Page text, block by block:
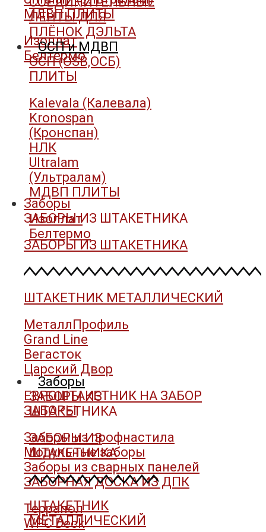
ЛЕНТЫ ДЛЯ
ПЛЁНОК ДЭЛЬТА
ОСП и МДВП
ОСП (OSB,ОСБ)
ПЛИТЫ
Kalevala (Калевала)
Kronospan
(Кронспан)
НЛК
Ultralam
(Ультралам)
МДВП ПЛИТЫ
Изоплат
Белтермо
Заборы
ЗАБОРЫ ИЗ
ШТАКЕТНИКА
ЗАБОРЫ ИЗ
ШТАКЕТНИКА
ШТАКЕТНИК
МЕТАЛЛИЧЕСКИЙ
МДВП ПЛИТЫ
Изоплат
Белтермо
Заборы
ЗАБОРЫ ИЗ ШТАКЕТНИКА
ЗАБОРЫ ИЗ ШТАКЕТНИКА
ШТАКЕТНИК МЕТАЛЛИЧЕСКИЙ
МеталлПрофиль
Grand Line
Вегасток
Царский Двор
ЕВРОШТАКЕТНИК НА ЗАБОР
ЗАБОРЫ
Заборы из профнастила
Модульные заборы
Заборы из сварных панелей
ЗАБОРНАЯ ДОСКА ИЗ ДПК
Террапол
WPC Deck